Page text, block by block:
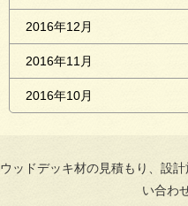
2016年12月
2016年11月
2016年10月
ウッドデッキ材の見積もり、設
い合わ